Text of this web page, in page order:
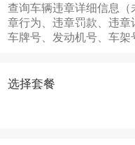
查询车辆违章详细信息
章行为、违章罚款、违章
车牌号、发动机号、车架
选择套餐